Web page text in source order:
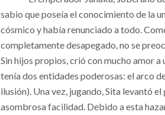
sabio que poseía el conocimiento de la
cósmico y había renunciado a todo.
completamente desapegado, no se
Sin hijos propios, crió con mucho amor a
tenía dos entidades poderosas: el arco
ilusión). Una vez, jugando, Sita levantó
asombrosa facilidad. Debido a esta